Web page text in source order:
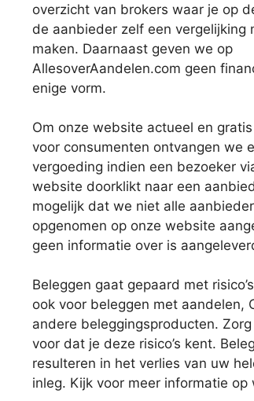
overzicht van brokers waar je op
de aanbieder zelf een vergelijking
maken. Daarnaast geven we op
AllesoverAandelen.com geen
enige vorm.
Om onze website actueel en
voor consumenten ontvangen we
vergoeding indien een bezoeker
website doorklikt naar een
mogelijk dat we niet alle
opgenomen op onze website
geen informatie over is
Beleggen gaat gepaard met
ook voor beleggen met aandelen,
andere beleggingsproducten.
voor dat je deze risico’s kent.
resulteren in het verlies van uw
inleg. Kijk voor meer informatie op